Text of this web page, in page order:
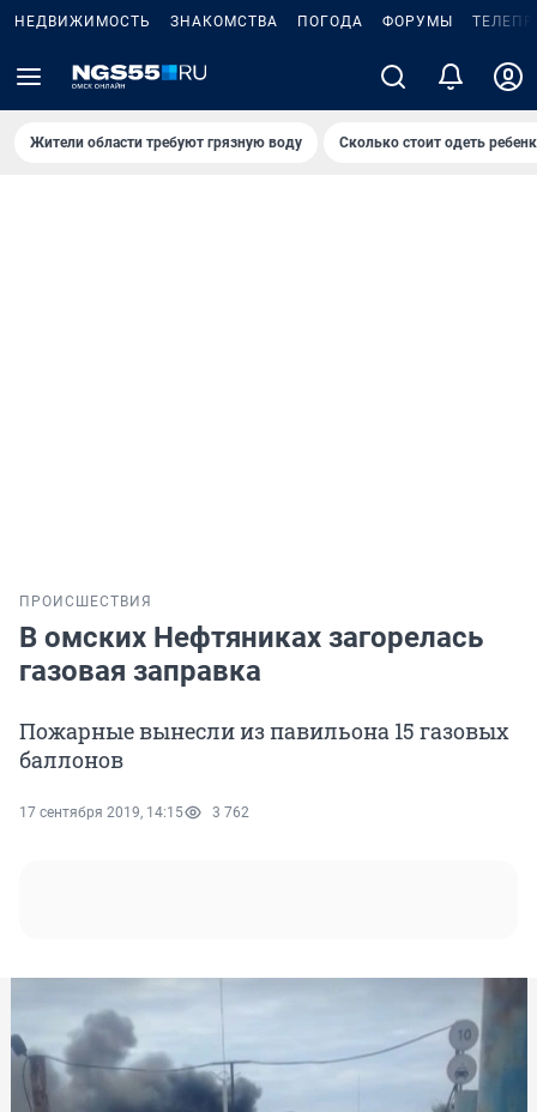
НЕДВИЖИМОСТЬ ЗНАКОМСТВА ПОГОДА ФОРУМЫ
Жители области требуют грязную воду Сколько стоит одеть
ПРОИСШЕСТВИЯ
В омских Нефтяниках загорелась
газовая заправка
Пожарные вынесли из павильона 15 газовых
баллонов
17 сентября 2019, 14:15 3 762